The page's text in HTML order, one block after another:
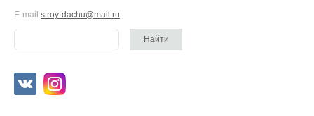
E-mail:stroy-dachu@mail.ru